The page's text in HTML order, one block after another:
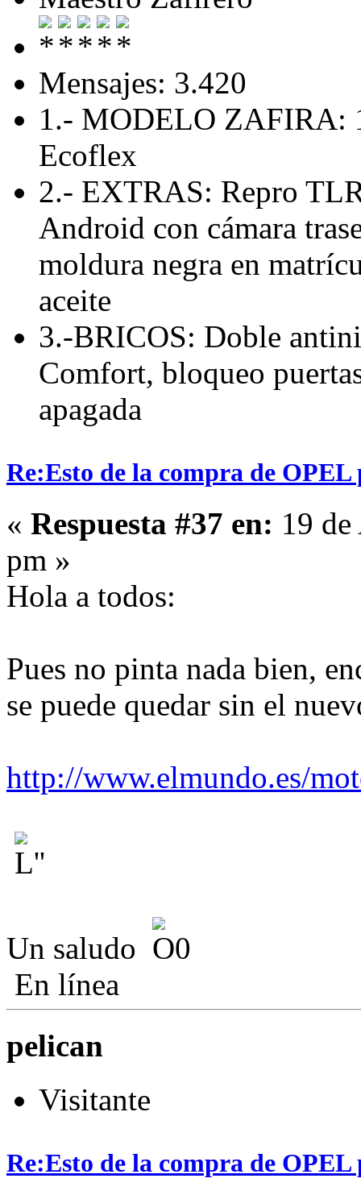
Mensajes: 3.420
1.- MODELO ZAFIRA:
Ecoflex
2.- EXTRAS: Repro
Android con cámara
moldura negra en
aceite
3.-BRICOS: Doble
Comfort, bloqueo
apagada
Re:Esto de la compra de
« Respuesta #37 en: 19
pm »
Hola a todos:
Pues no pinta nada bien,
se puede quedar sin el
http://www.elmundo.es/
Un saludo
En línea
pelican
Visitante
Re:Esto de la compra de